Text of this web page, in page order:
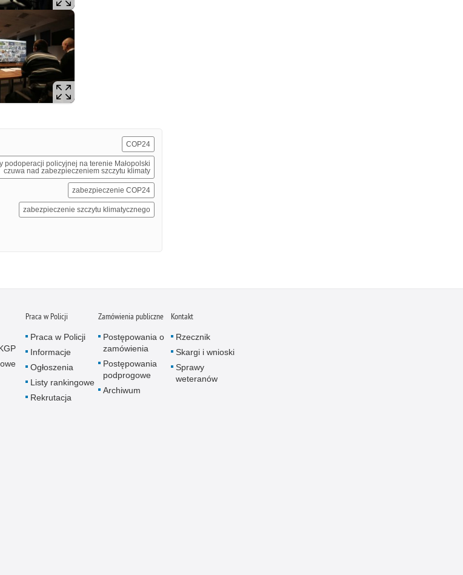
COP24
podoperacji policyjnej na terenie Małopolski
czuwa nad zabezpieczeniem szczytu klimaty
zabezpieczenie COP24
zabezpieczenie szczytu klimatycznego
Ofiarni i odważni
Opinia publiczna
Oszustwa
Pedofilia, pornografia dziecięca
Praca w Policji
Praca w Policji
Informacje
Ogłoszenia
Listy rankingowe
Rekrutacja
Zamówienia publiczne
Postępowania o
zamówienia
Postępowania
podprogowe
Archiwum
Kontakt
Rzecznik
Skargi i wnioski
Sprawy
weteranów